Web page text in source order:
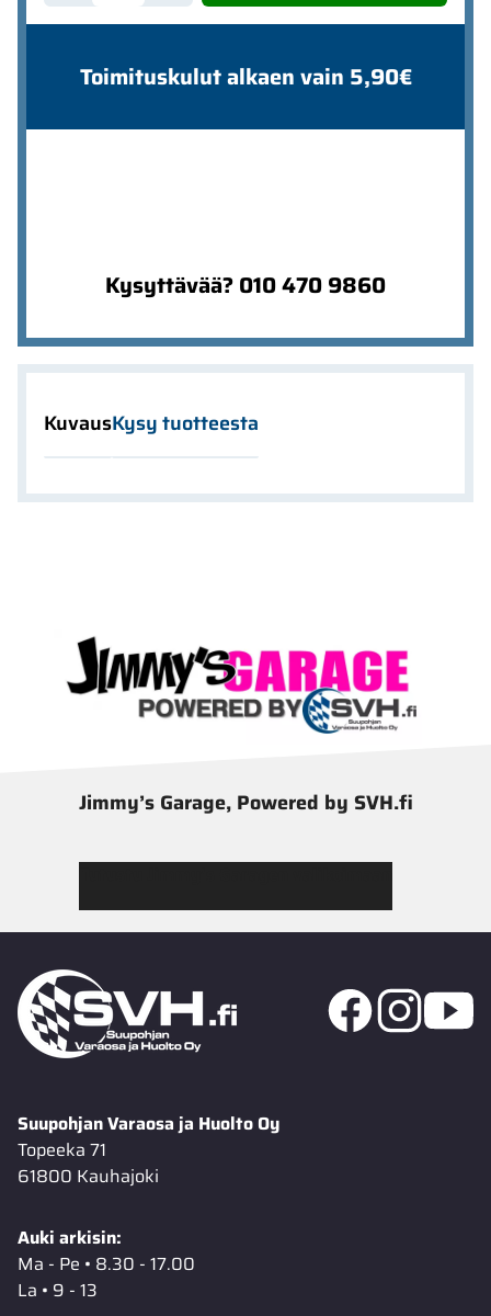
Toimituskulut alkaen vain 5,90€
Kysyttävää? 010 470 9860
KuvausKysy tuotteesta
Jimmy’s Garage, Powered by SVH.fi
Suupohjan Varaosa ja Huolto Oy
Topeeka 71
61800 Kauhajoki
Auki arkisin:
Ma - Pe • 8.30 - 17.00
La • 9 - 13